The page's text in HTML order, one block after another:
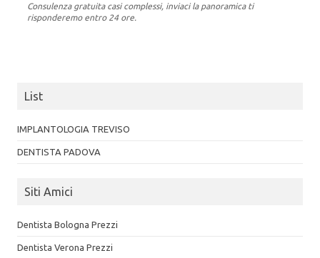
Consulenza gratuita casi complessi, inviaci la panoramica ti
risponderemo entro 24 ore.
List
IMPLANTOLOGIA TREVISO
DENTISTA PADOVA
Siti Amici
Dentista Bologna Prezzi
Dentista Verona Prezzi